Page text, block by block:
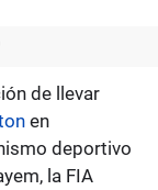
de llevar
en
deportivo
la FIA